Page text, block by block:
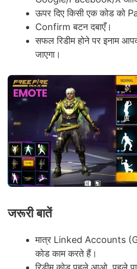
ऊपर दिए किसी एक कोड को
Confirm बटन दबाएँ।
सफल रिडीम होने पर इनाम
जाएगा।
जरूरी बातें
मात्र Linked Accounts
कोड काम करते हैं।